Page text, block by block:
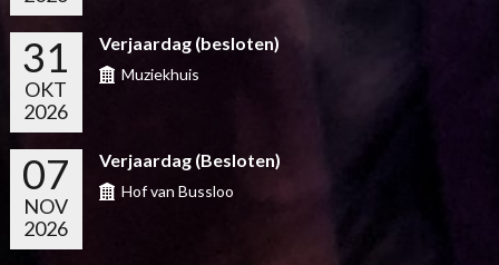
31
OKT
2026
Verjaardag (besloten)
Muziekhuis
07
NOV
2026
Verjaardag (Besloten)
Hof van Bussloo